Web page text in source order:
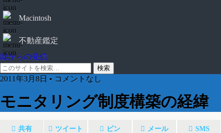
Macintosh
不動産鑑定
鄙からの発信
2011年3月8日 • コメントなし
モニタリング制度構築の経緯
共有 ツイート ピン メール SMS